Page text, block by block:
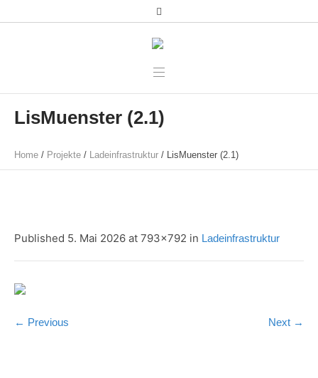
LisMuenster (2.1)
Home / Projekte / Ladeinfrastruktur / LisMuenster (2.1)
Published 5. Mai 2026 at 793×792 in Ladeinfrastruktur
← Previous Next →